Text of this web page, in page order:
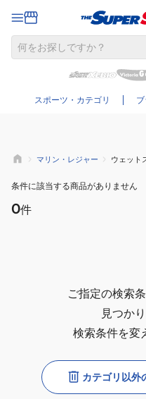
スポーツ・カテゴリ さ
マリン・レジャー ウェット
条件に該当する商品がありません
0件
ご指定の検索
見つか
検索条件を変
カテゴリ以外